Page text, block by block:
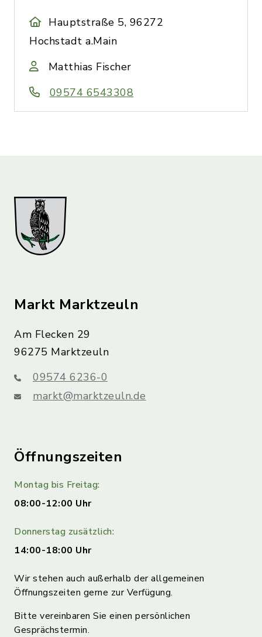
Hauptstraße 5, 96272
Hochstadt a.Main
Matthias Fischer
09574 6543308
Markt Marktzeuln
Am Flecken 29
96275 Marktzeuln
09574 6236-0
markt@marktzeuln.de
Öffnungszeiten
Montag bis Freitag:
08:00-12:00 Uhr
Donnerstag zusätzlich:
14:00-18:00 Uhr
Wir stehen auch außerhalb der allgemeinen
Öffnungszeiten gerne zur Verfügung.
Bitte vereinbaren Sie einen persönlichen
Gesprächstermin.